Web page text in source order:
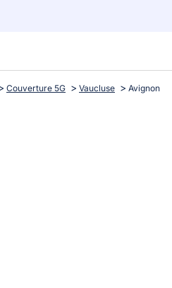
Couverture 5G Vaucluse Avignon